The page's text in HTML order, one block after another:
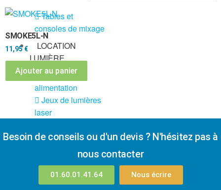
Tables et
consoles de mixage
LOCATION
LUMIÈRE
DMX et
alimentation
Jeux de lumières
laser
LED
Location vidéo
Meubles led
SMOKE5L-N
11,95€
Ajouter au panier
Besoin de conseils ou d'un devis ? N'hésitez pas à
nous contacter
01.60.01.41.64 Nous écrire